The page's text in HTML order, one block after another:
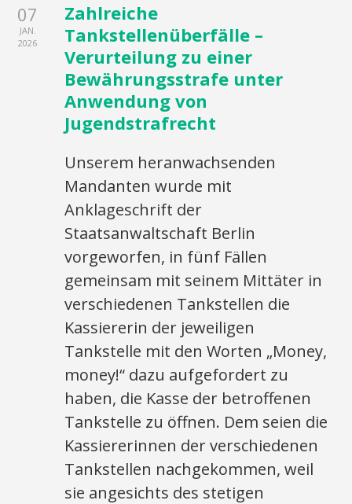
07
JAN.
2026
Zahlreiche
Tankstellenüberfälle –
Verurteilung zu einer
Bewährungsstrafe unter
Anwendung von
Jugendstrafrecht
Unserem heranwachsenden
Mandanten wurde mit
Anklageschrift der
Staatsanwaltschaft Berlin
vorgeworfen, in fünf Fällen
gemeinsam mit seinem Mittäter in
verschiedenen Tankstellen die
Kassiererin der jeweiligen
Tankstelle mit den Worten „Money,
money!“ dazu aufgefordert zu
haben, die Kasse der betroffenen
Tankstelle zu öffnen. Dem seien die
Kassiererinnen der verschiedenen
Tankstellen nachgekommen, weil
sie angesichts des stetigen